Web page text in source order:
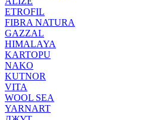
ETROFIL
FIBRA NATURA
GAZZAL
HIMALAYA
KARTOPU
NAKO
KUTNOR
VITA
WOOL SEA
YARNART